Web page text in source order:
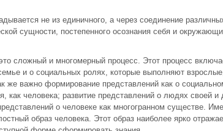
не из единичного, а через соединение
сущности, постепенного осознания себя и
сложный и многомерный процесс. Этот процесс
и о социальных ролях, которые выполняют
же важно формирование представлений как о
как человека; развитие представлений о людях своей и
о человеке как многогранном существе.
образ человека. Этот образ наиболее ярко